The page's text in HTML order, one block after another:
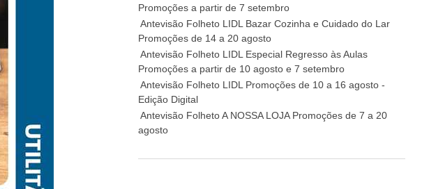
Promoções a partir de 7 setembro
Antevisão Folheto LIDL Bazar Cozinha e Cuidado do Lar
Promoções de 14 a 20 agosto
Antevisão Folheto LIDL Especial Regresso às Aulas
Promoções a partir de 10 agosto e 7 setembro
Antevisão Folheto LIDL Promoções de 10 a 16 agosto -
Edição Digital
Antevisão Folheto A NOSSA LOJA Promoções de 7 a 20
agosto